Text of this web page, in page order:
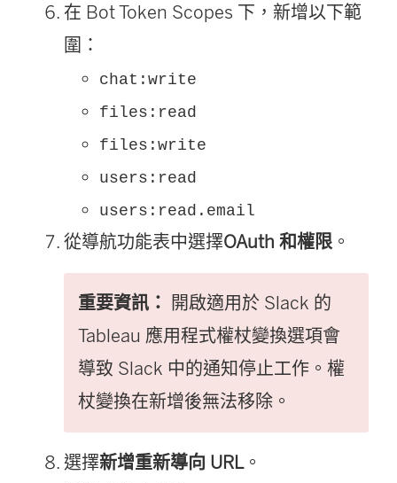
在 Bot Token Scopes 下，新增以下範
圍：
chat:write
files:read
files:write
users:read
users:read.email
從導航功能表中選擇OAuth 和權限。
重要資訊：
開啟適用於 Slack 的
Tableau 應用程式權杖變換選項會
導致 Slack 中的通知停止工作。權
杖變換在新增後無法移除。
選擇新增重新導向 URL。